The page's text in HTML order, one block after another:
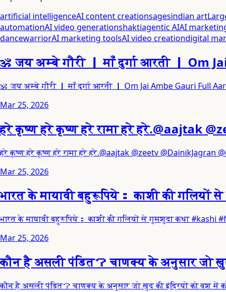
artificial intelligenceAI content creationsagesindian art
automationAI video generationshaktiagentic AIAI
dancewarriorAI marketing toolsAI video creationdigital
ॐ जय अम्बे गौरी ｜ माँ दुर्गा आरती ｜ Om
ॐ जय अम्बे गौरी ｜ माँ दुर्गा आरती ｜ Om Jai Ambe Gauri Full
Mar 25, 2026
हरे कृष्ण हरे कृष्ण हरे रामा हरे हरे.@aajtak
हरे कृष्ण हरे कृष्ण हरे रामा हरे हरे.@aajtak @zeetv @DainikJagran
Mar 25, 2026
भारत के मायावी बहुरूपिये： काशी की गलियों
भारत के मायावी बहुरूपिये： काशी की गलियों से गुमशुदा कथा
Mar 25, 2026
कौन है असली पंडित？ चाणक्य के अनुसार जो
कौन है असली पंडित？ चाणक्य के अनुसार जो ख़ुद की इंद्रियों को वश में